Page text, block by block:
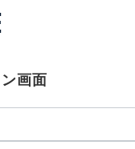
画面